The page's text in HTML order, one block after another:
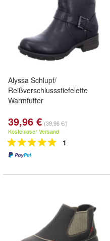
Alyssa Schlupf/
Reißverschlussstiefelette
Warmfutter
39,96 € (39,96 €/)
Kostenloser Versand
1